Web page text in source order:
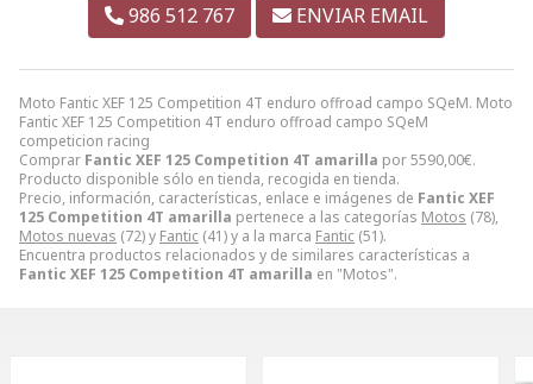
Moto Fantic XEF 125 Competition 4T enduro offroad campo SQeM. Moto
Fantic XEF 125 Competition 4T enduro offroad campo SQeM
competicion racing
Comprar Fantic XEF 125 Competition 4T amarilla por5590,00€.
Producto disponible sólo en tienda, recogida en tienda.
Precio, información, características, enlace e imágenes de Fantic XEF
125 Competition 4T amarilla pertenece a las categorías Motos (78),
Motos nuevas (72) y Fantic (41) y a la marca Fantic (51).
Encuentra productos relacionados y de similares características a
Fantic XEF 125 Competition 4T amarilla en "Motos".
986 512 767 ENVIAR EMAIL